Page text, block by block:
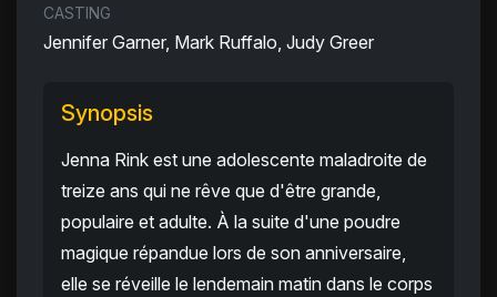
CASTING
Jennifer Garner, Mark Ruffalo, Judy Greer
Synopsis
Jenna Rink est une adolescente maladroite de
treize ans qui ne rêve que d'être grande,
populaire et adulte. À la suite d'une poudre
magique répandue lors de son anniversaire,
elle se réveille le lendemain matin dans le corps